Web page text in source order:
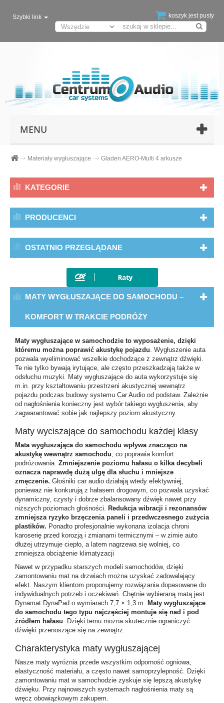
koszyk jest pusty
Szybki link
MENU
Materiały wygłuszające Gladen AERO-Multi 4 arkusze
KATEGORIE
PRODUCENCI
OSTATNIO PRZEGLĄDANE
MATY WYGŁUSZAJĄCE DO SAMOCHODU –
KOMFORT W TRAKCIE PODRÓŻY
Maty wygłuszające w samochodzie to wyposażenie, dzięki
któremu można poprawić akustykę pojazdu. Wygłuszenie auta
pozwala wyeliminować wszelkie dochodzące z zewnątrz dźwięki.
Te nie tylko bywają irytujące, ale często przeszkadzają także w
odsłuchu muzyki. Maty wygłuszające do auta wykorzystuje się
m.in. przy kształtowaniu przestrzeni akustycznej wewnątrz
pojazdu podczas budowy systemu Car Audio od podstaw. Zależnie
od nagłośnienia konieczny jest wybór takiego wygłuszenia, aby
zagwarantować sobie jak najlepszy poziom akustyczny.
Maty wyciszające do samochodu każdej klasy
Mata wygłuszająca do samochodu wpływa znacząco na
akustykę wewnątrz samochodu, co poprawia komfort
podróżowania. Zmniejszenie poziomu hałasu o kilka decybeli
oznacza naprawdę dużą ulgę dla słuchu i mniejsze
zmęczenie. Głośniki car audio działają wtedy efektywniej,
ponieważ nie konkurują z hałasem drogowym, co pozwala uzyskać
dynamiczny, czysty i dobrze zbalansowany dźwięk nawet przy
niższych poziomach głośności. Redukcja wibracji i rezonansów
zmniejsza ryzyko brzęczenia paneli i przedwczesnego zużycia
plastików. Ponadto profesjonalnie wykonana izolacja chroni
karoserię przed korozją i zmianami termicznymi – w zimie auto
dłużej utrzymuje ciepło, a latem nagrzewa się wolniej, co
zmniejsza obciążenie klimatyzacji
Nawet w przypadku starszych modeli samochodów, dzięki
zamontowaniu mat na drzwiach można uzyskać zadowalający
efekt. Naszym klientom proponujemy rozwiązania dopasowane do
indywidualnych potrzeb i oczekiwań. Chętnie wybieraną matą jest
Dynamat DynaPad o wymiarach 7,7 × 1,3 m. Maty wygłuszające
do samochodu tego typu najczęściej montuje się nad i pod
źródłem hałasu. Dzięki temu można skutecznie ograniczyć
dźwięki przenoszące się na zewnątrz.
Charakterystyka maty wygłuszającej
Nasze maty wyróżnia przede wszystkim odporność ogniowa,
elastyczność materiału, a często nawet samoprzylepność. Dzięki
zamontowaniu mat w samochodzie zyskuje się lepszą akustykę
dźwięku. Przy najnowszych systemach nagłośnienia maty są
wręcz obowiązkowym zakupem.